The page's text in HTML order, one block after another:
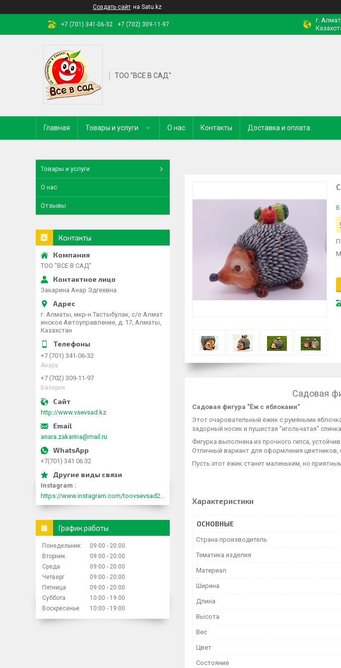
Создать сайт на Satu.kz
+7 (701) 341-06-32 +7 (702) 309-11-97
г.
ТОО "ВСЕ В САД"
Главная Товары и услуги О нас Контакты Доставка и оплата
Садовая
Садовая фигура "Ёж с яблоками"
Этот очаровательный ёжик с румяными
задорный носик и пушистая "игольчатая"
Фигурка выполнена из прочного гипса,
Отличный вариант для оформления цветников,
Пусть этот ёжик станет маленьким, но
Характеристики
ОСНОВНЫЕ
Страна производитель
Тематика изделия
Материал
Ширина
Длина
Высота
Вес
Цвет
Состояние
Товары и услуги
О нас
Отзывы
Контакты
ТОО "ВСЕ В САД"
Закарина Анар Эдгеевна
г. Алматы, мкр-н Тастыбулак, с/о Алмат
инское Автоуправление, д. 17, Алматы,
Казахстан
+7 (701) 341-06-32
Анара
+7 (702) 309-11-97
Валерия
http://www.vsevsad.kz
anara.zakarina@mail.ru
+7(701) 341 06 32
Instagram
https://www.instagram.com/toovsevsad2015/
График работы
Понедельник 09:00
20:00
Вторник
09:00
20:00
Среда
09:00
20:00
Четверг
09:00
20:00
Пятница
09:00
20:00
Суббота
10:00
19:00
Воскресенье
10:00 19:00